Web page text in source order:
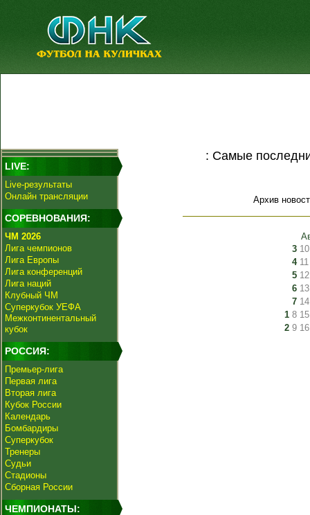
LIVE:
Live-результаты
Онлайн трансляции
СОРЕВНОВАНИЯ:
ЧМ 2026
Лига чемпионов
Лига Европы
Лига конференций
Лига наций
Клубный ЧМ
Суперкубок УЕФА
Межконтинентальный
кубок
РОССИЯ:
Премьер-лига
Первая лига
Вторая лига
Кубок России
Календарь
Бомбардиры
Суперкубок
Тренеры
Судьи
Стадионы
Сборная России
ЧЕМПИОНАТЫ:
: Самые
Архив
3 10
4 11
5 12
6 13
7 14
1 8 15
2 9 16